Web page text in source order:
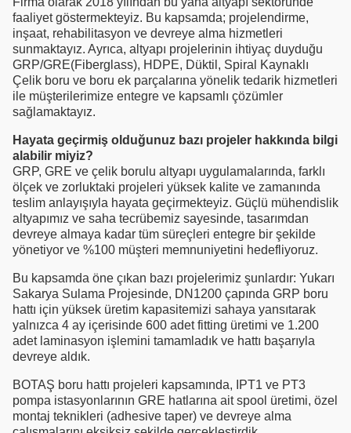
faaliyet göstermekteyiz. Bu kapsamda; projelendirme,
inşaat, rehabilitasyon ve devreye alma hizmetleri
sunmaktayız. Ayrıca, altyapı projelerinin ihtiyaç duyduğu
GRP/GRE(Fiberglass), HDPE, Düktil, Spiral Kaynaklı
Çelik boru ve boru ek parçalarına yönelik tedarik hizmetleri
ile müşterilerimize entegre ve kapsamlı çözümler
sağlamaktayız.
Hayata geçirmiş olduğunuz bazı projeler hakkında bilgi
alabilir miyiz?
GRP, GRE ve çelik borulu altyapı uygulamalarında, farklı
ölçek ve zorluktaki projeleri yüksek kalite ve zamanında
teslim anlayışıyla hayata geçirmekteyiz. Güçlü mühendislik
altyapımız ve saha tecrübemiz sayesinde, tasarımdan
devreye almaya kadar tüm süreçleri entegre bir şekilde
yönetiyor ve %100 müşteri memnuniyetini hedefliyoruz.
Bu kapsamda öne çıkan bazı projelerimiz şunlardır: Yukarı
Sakarya Sulama Projesinde, DN1200 çapında GRP boru
hattı için yüksek üretim kapasitemizi sahaya yansıtarak
yalnızca 4 ay içerisinde 600 adet fitting üretimi ve 1.200
adet laminasyon işlemini tamamladık ve hattı başarıyla
devreye aldık.
BOTAŞ boru hattı projeleri kapsamında, IPT1 ve PT3
pompa istasyonlarının GRE hatlarına ait spool üretimi, özel
montaj teknikleri (adhesive taper) ve devreye alma